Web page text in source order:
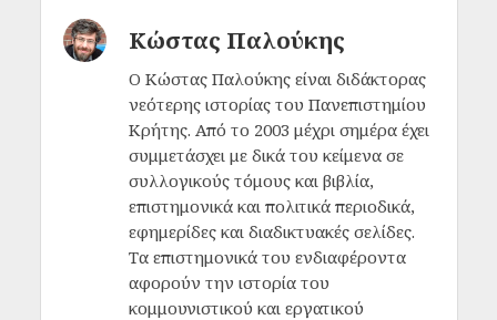
Κώστας Παλούκης
Ο Κώστας Παλούκης είναι διδάκτορας
νεότερης ιστορίας του Πανεπιστημίου
Κρήτης. Από το 2003 μέχρι σημέρα έχει
συμμετάσχει με δικά του κείμενα σε
συλλογικούς τόμους και βιβλία,
επιστημονικά και πολιτικά περιοδικά,
εφημερίδες και διαδικτυακές σελίδες.
Τα επιστημονικά του ενδιαφέροντα
αφορούν την ιστορία του
κομμουνιστικού και εργατικού